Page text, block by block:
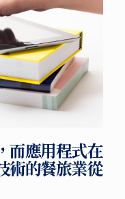
而應用程式在
術的餐旅業從